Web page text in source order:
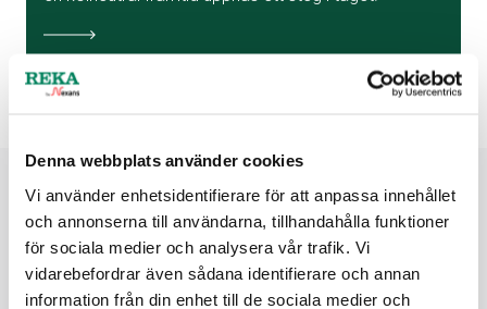
Denna webbplats använder cookies
Vi använder enhetsidentifierare för att anpassa innehållet
och annonserna till användarna, tillhandahålla funktioner
för sociala medier och analysera vår trafik. Vi
vidarebefordrar även sådana identifierare och annan
information från din enhet till de sociala medier och